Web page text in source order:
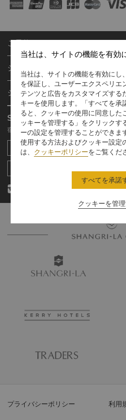
ご予約
目的地
ご予約の検索
ミーティング＆イベント
レストラン＆バー
シャングリ・ラ サークル
プログラム概要
シャングリ・ラ サークルに入会
私のアカウント
よくあるお問合せや質問
SLCに関するお問い合わせ
シャングリ・ラ グループ
シャングリ・ラ グループについて
シャングリ・ラ ブランド
シャングリ・ラ センター
レジデンス
お問い合わせ
投資家の皆さま
採用情報
企業の社会的責任
ニュース
Shangri-La Circle App
宿泊、食事、買物を どこでも
プライバシーポリシー 利用
当社は、サイトの機能を有効
当社は、サイトの機能を有効にし
を保証し、ユーザーエクスペリエ
テンツと広告をカスタマイズする
キーを使用します。「すべてを承
ると、クッキーの使用に同意した
ッキーを管理する」をクリックす
ーの設定を管理することができま
使用する方法およびクッキー設定
は、 クッキーポリシーをご覧くだ
クッキーを管
すべてを承諾